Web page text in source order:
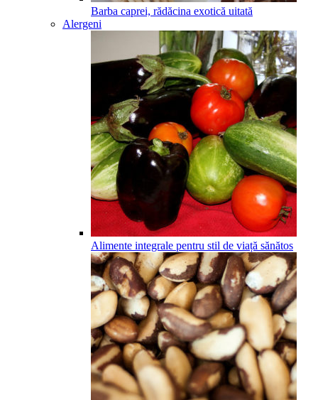
Barba caprei, rădăcina exotică uitată
Alergeni
Alimente integrale pentru stil de viață sănătos